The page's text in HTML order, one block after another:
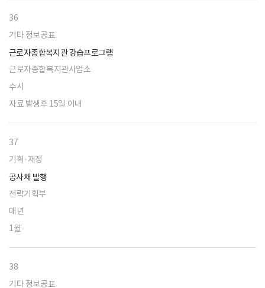
36
기타 정보공표
근로자종합복지관 강습프로그램
근로자종합복지관사업소
수시
자료 발생후 15일 이내
37
기획·재정
공사채 발행
전략기획부
매년
1월
38
기타 정보공표